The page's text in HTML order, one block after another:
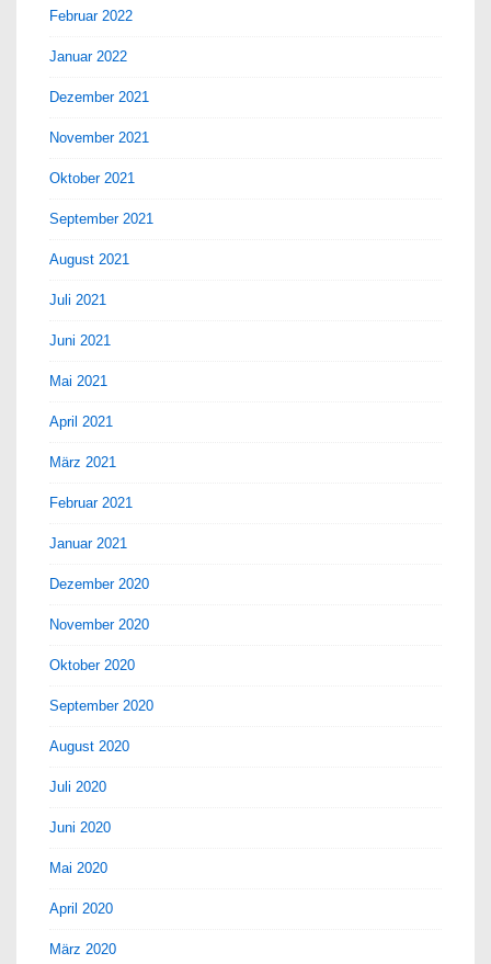
Februar 2022
Januar 2022
Dezember 2021
November 2021
Oktober 2021
September 2021
August 2021
Juli 2021
Juni 2021
Mai 2021
April 2021
März 2021
Februar 2021
Januar 2021
Dezember 2020
November 2020
Oktober 2020
September 2020
August 2020
Juli 2020
Juni 2020
Mai 2020
April 2020
März 2020